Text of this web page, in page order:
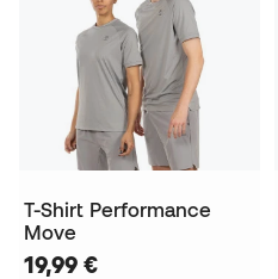
T-Shirt Performance
Move
19,99 €